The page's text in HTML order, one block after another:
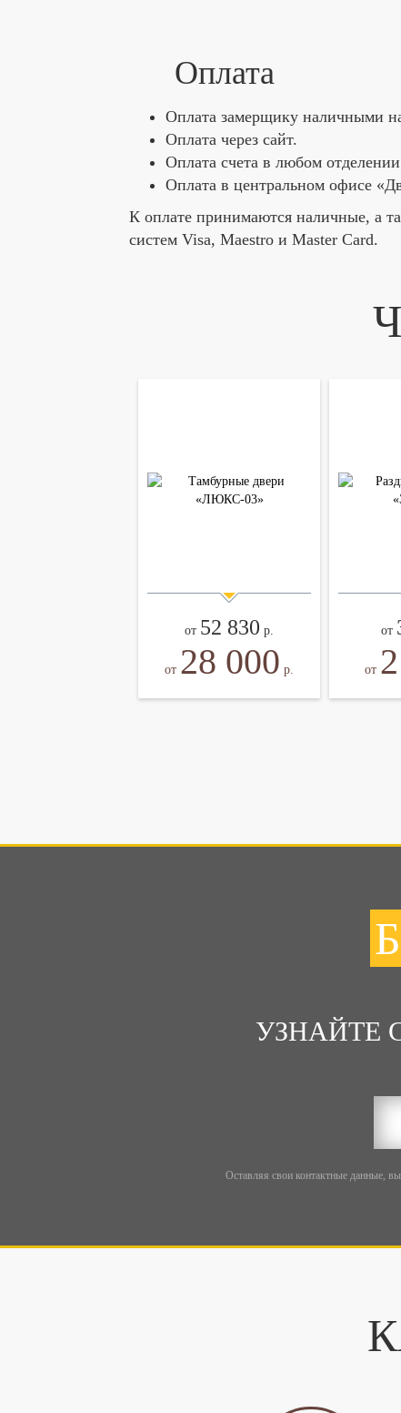
Оплата
Оплата замерщику наличными
Оплата через сайт.
Оплата счета в любом
Оплата в центральном офисе
К оплате принимаются наличные, а
систем Visa, Maestro и Master Card.
от 52 830 р.
от 28 000 р.
от
от
УЗНАЙТЕ
Оставляя свои контактные данные,